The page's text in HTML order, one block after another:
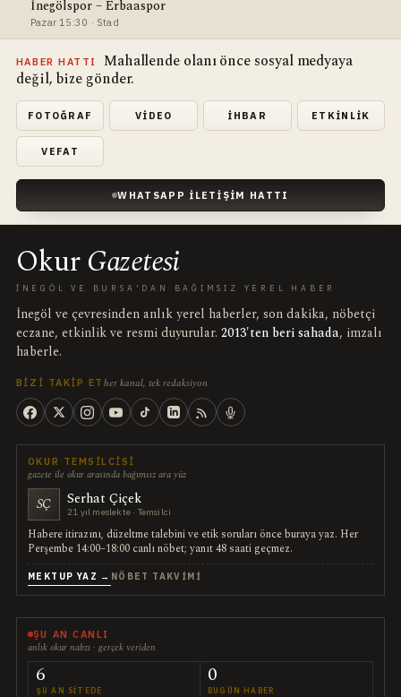
İnegölspor – Erbaaspor
Pazar 15:30 · Stad
HABER HATTI
Mahallende olanı önce sosyal medyaya
değil, bize gönder.
FOTOĞRAF VIDEO İHBAR ETKINLIK
VEFAT
WHATSAPP İLETIŞIM HATTI
OkurGazetesi
İNEGÖL VE BURSA'DAN BAĞIMSIZ YEREL HABER
İnegöl ve çevresinden anlık yerel haberler, son dakika, nöbetçi
eczane, etkinlik ve resmi duyurular. 2013'ten beri sahada, imzalı
haberle.
BIZI TAKIP ET her kanal, tek redaksiyon
OKUR TEMSILCISI
gazete ile okur arasında bağımsız ara yüz
SÇ Serhat Çiçek
21 yıl meslekte · Temsilci
Habere itirazını, düzeltme talebini ve etik soruları önce buraya yaz. Her
Perşembe 14:00–18:00 canlı nöbet; yanıt 48 saati geçmez.
MEKTUP YAZ → NÖBET TAKVIMI
ŞU AN CANLI
anlık okur nabzı · gerçek veriden
6
ŞU AN SITEDE
0
BUGÜN HABER